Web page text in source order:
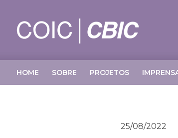
HOME SOBRE PROJETOS
25/08/2022